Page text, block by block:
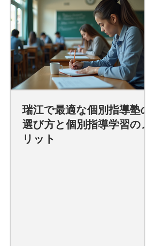
瑞江で最適な個別指導塾の
選び方と個別指導学習のメ
リット